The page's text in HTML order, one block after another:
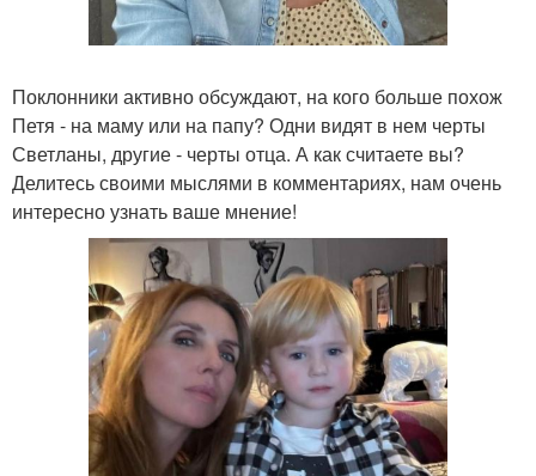
Поклонники активно обсуждают, на кого больше похож
Петя - на маму или на папу? Одни видят в нем черты
Светланы, другие - черты отца. А как считаете вы?
Делитесь своими мыслями в комментариях, нам очень
интересно узнать ваше мнение!